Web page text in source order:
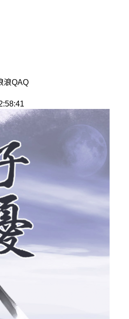
浪QAQ